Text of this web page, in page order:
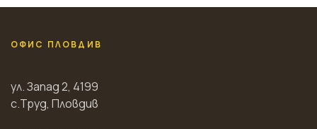
ОФИС ПЛОВДИВ
ул. Запад 2, 4199
с.Труд, Пловдив